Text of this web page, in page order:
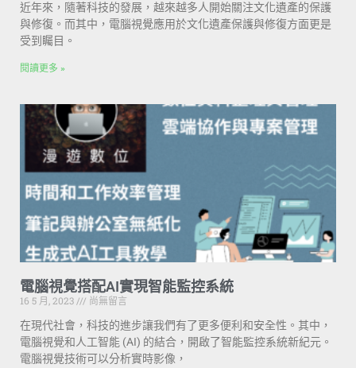
近年來，隨著科技的發展，越來越多人開始關注文化遺產的保護
與修復。而其中，電腦視覺應用於文化遺產保護與修復方面更是
受到矚目。
閱讀更多 »
電腦視覺搭配AI實現智能監控系統
16 5 月, 2023
尚無留言
在現代社會，科技的進步讓我們有了更多便利和安全性。其中，
電腦視覺和人工智能 (AI) 的結合，開啟了智能監控系統新紀元。
電腦視覺技術可以分析實時影像，